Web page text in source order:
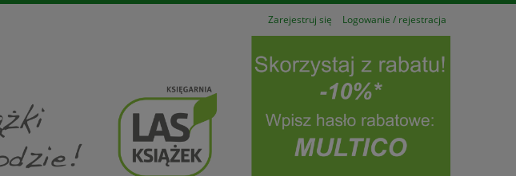
Zarejestruj się Logowanie / rejestracja